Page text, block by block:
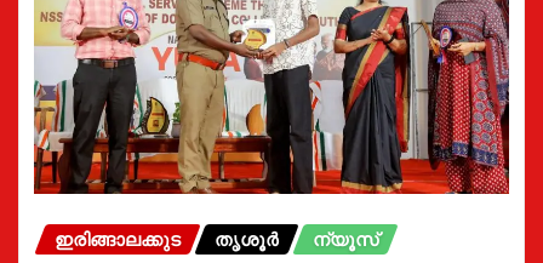
ഇരിങ്ങാലക്കുട തൃശൂർ ന്യൂസ്